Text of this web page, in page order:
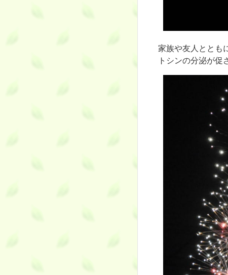
家族や友人ととも
トシンの分泌が促